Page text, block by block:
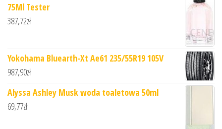
75Ml Tester
387,72zł
Yokohama Bluearth-Xt Ae61 235/55R19 105V
987,90zł
Alyssa Ashley Musk woda toaletowa 50ml
69,77zł